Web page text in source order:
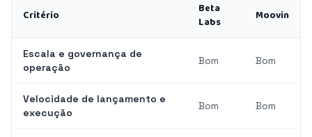
Critério
Beta
Labs
Moovin
Escala e governança de
operação
Bom Bom
Velocidade de lançamento e
execução
Bom Bom